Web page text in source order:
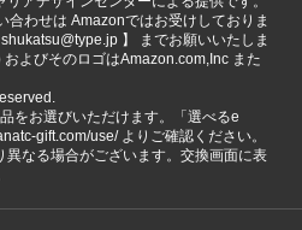
合わせは Amazonではお受けしておりま
】 までお願いいたしま
よびそのロゴはAmazon.com,Inc また
をお選びいただけます。「選べるe
gift.com/use/ よりご確認ください。
なる場合がございます。交換画面に表